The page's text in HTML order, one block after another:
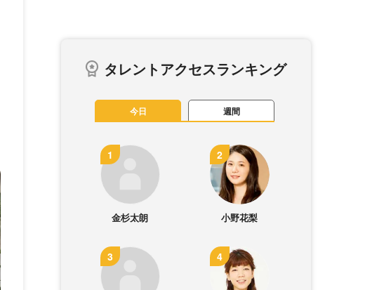
タレントアクセスランキング
今日 週間
金杉太朗 小野花梨